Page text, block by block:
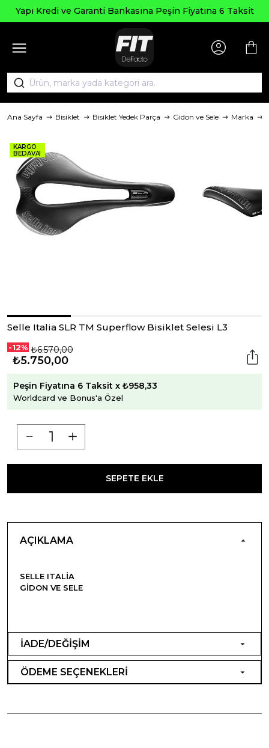
Yapı Kredi ve Garanti Bankasına Peşin Fiyatına 6 Taksit
Ana Sayfa Bisiklet Bisiklet Yedek Parça Gidon ve Sele Marka
KARGO
BEDAVA!
Selle Italia SLR TM Superflow Bisiklet Selesi L3
-12% ₺6.570,00
₺5.750,00
Peşin Fiyatına 6 Taksit x ₺958,33
Worldcard ve Bonus'a Özel
SEPETE EKLE
AÇIKLAMA
SELLE ITALIA
GIDON VE SELE
İADE/DEĞİŞİM
ÖDEME SEÇENEKLERİ